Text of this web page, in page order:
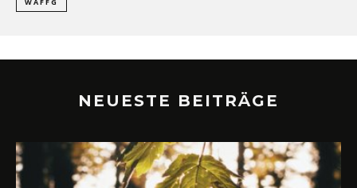
WAFFG
NEUESTE BEITRÄGE